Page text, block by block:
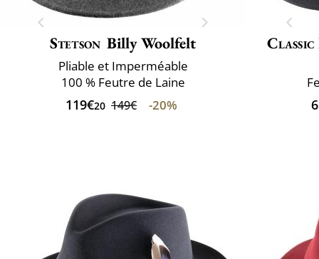
Stetson Billy Woolfelt
Pliable et Imperméable
100 % Feutre de Laine
119€20 149€ -20%